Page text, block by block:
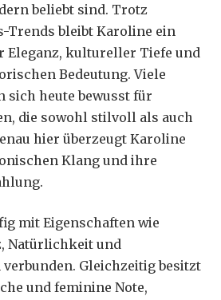
beliebt sind. Trotz
Trends bleibt Karoline ein
Eleganz, kultureller Tiefe und
Bedeutung. Viele
sich heute bewusst für
die sowohl stilvoll als auch
hier überzeugt Karoline
Klang und ihre
mit Eigenschaften wie
Natürlichkeit und
verbunden. Gleichzeitig besitzt
und feminine Note,